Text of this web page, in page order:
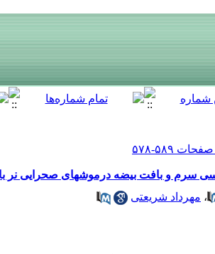
سرم و بافت بیضه درموشهای صحرایی نر
، مهرداد شریعتی